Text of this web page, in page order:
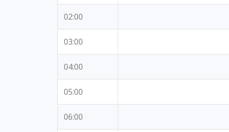
02:00
03:00
04:00
05:00
06:00